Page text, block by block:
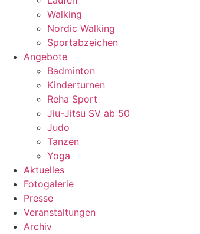
Walking
Nordic Walking
Sportabzeichen
Angebote
Badminton
Kinderturnen
Reha Sport
Jiu-Jitsu SV ab 50
Judo
Tanzen
Yoga
Aktuelles
Fotogalerie
Presse
Veranstaltungen
Archiv